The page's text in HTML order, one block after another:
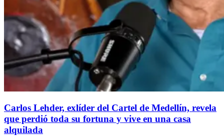
Carlos Lehder, exlíder del Cartel de Medellín, revela
que perdió toda su fortuna y vive en una casa
alquilada